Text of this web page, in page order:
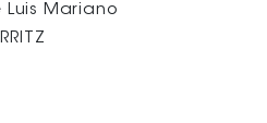
Luis Mariano